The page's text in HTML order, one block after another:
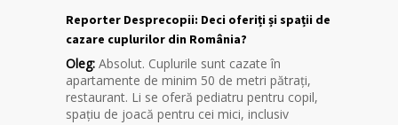
Reporter Desprecopii: Deci oferiți și spații de
cazare cuplurilor din România?
Oleg: Absolut. Cuplurile sunt cazate în
apartamente de minim 50 de metri pătrați,
restaurant. Li se oferă pediatru pentru copil,
spațiu de joacă pentru cei mici, inclusiv